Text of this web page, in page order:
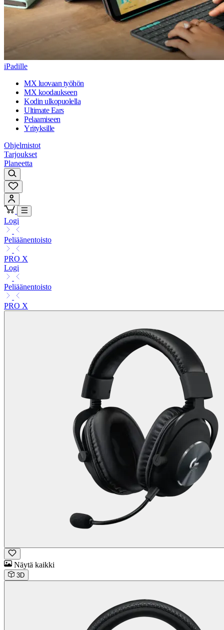
iPadille
MX luovaan työhön
MX koodaukseen
Kodin ulkopuolella
Ultimate Ears
Pelaamiseen
Yrityksille
Ohjelmistot
Tarjoukset
Planeetta
Logi
Peliäänentoisto
PRO X
Logi
Peliäänentoisto
PRO X
Näytä kaikki
3D